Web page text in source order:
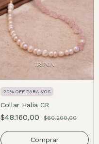
20% OFF PARA VOS
Collar Halia CR
$48.160,00 $60.200,00
Comprar